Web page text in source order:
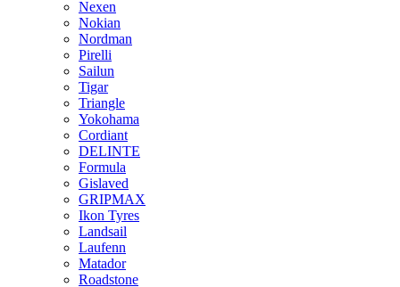
Nexen
Nokian
Nordman
Pirelli
Sailun
Tigar
Triangle
Yokohama
Cordiant
DELINTE
Formula
Gislaved
GRIPMAX
Ikon Tyres
Landsail
Laufenn
Matador
Roadstone